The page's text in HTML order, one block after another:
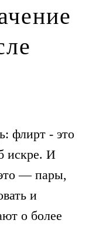
флирт - это
искре. И
— пары,
и
о более